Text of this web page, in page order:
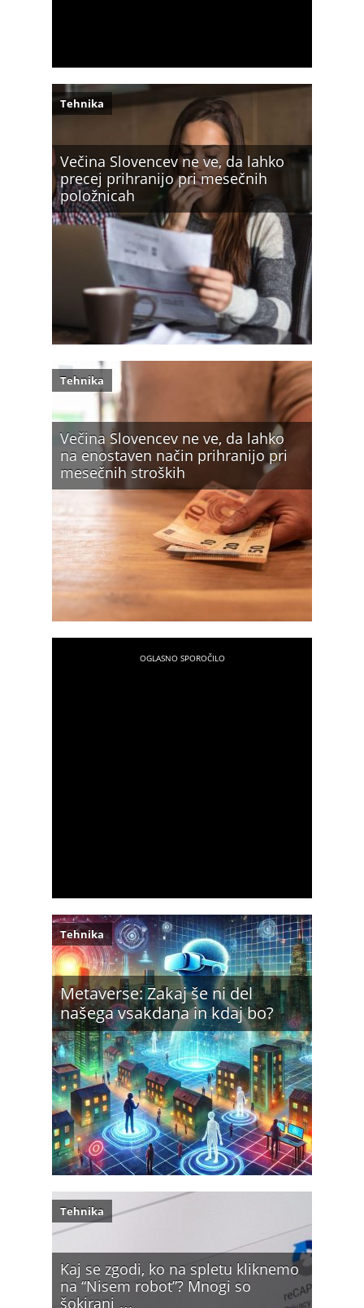
Večina Slovencev ne ve, da lahko
precej prihranijo pri mesečnih
položnicah
Tehnika
Večina Slovencev ne ve, da lahko
na enostaven način prihranijo pri
mesečnih stroških
Tehnika
Metaverse: Zakaj še ni del
našega vsakdana in kdaj bo?
Tehnika
Kaj se zgodi, ko na spletu kliknemo
na “Nisem robot”? Mnogi so
šokirani …
Tehnika